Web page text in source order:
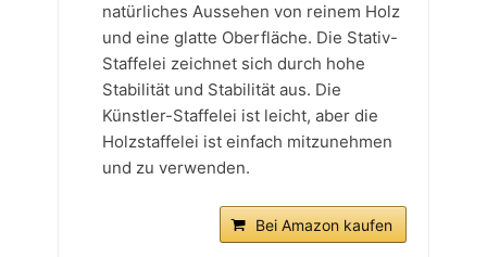
natürliches Aussehen von reinem Holz
und eine glatte Oberfläche. Die Stativ-
Staffelei zeichnet sich durch hohe
Stabilität und Stabilität aus. Die
Künstler-Staffelei ist leicht, aber die
Holzstaffelei ist einfach mitzunehmen
und zu verwenden.
Bei Amazon kaufen